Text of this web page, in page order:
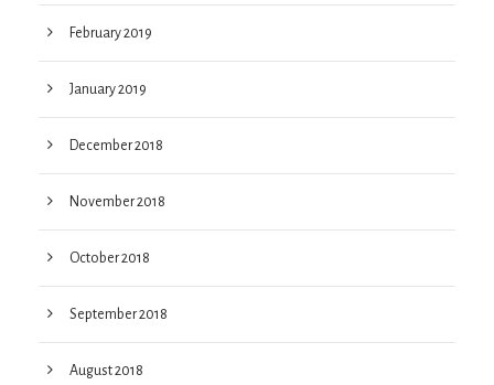
February 2019
January 2019
December 2018
November 2018
October 2018
September 2018
August 2018